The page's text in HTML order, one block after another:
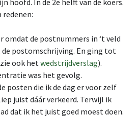
hoofd. In de 2e helft van de koers.
redenen:
omdat de postnummers in ‘t veld
postomschrijving. En ging tot
ook hetwedstrijdverslag).
was het gevolg.
posten die ik de dag er voor zelf
juist dáár verkeerd. Terwijl ik
dat ik het juist goed moest doen.